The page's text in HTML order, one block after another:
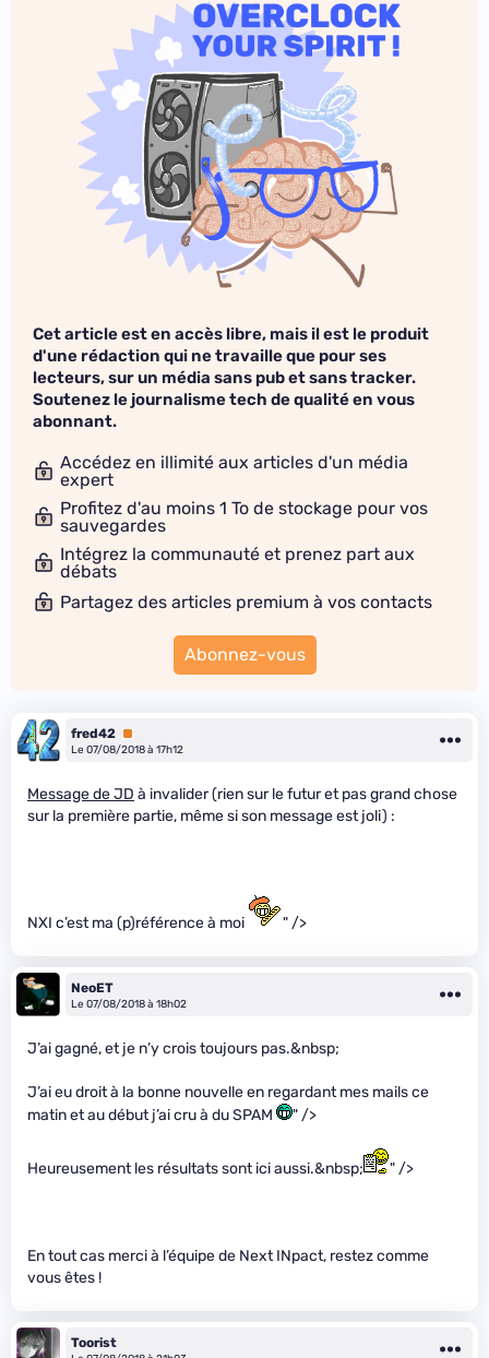
Cet article est en accès libre, mais il est le produit
d'une rédaction qui ne travaille que pour ses
lecteurs, sur un média sans pub et sans tracker.
Soutenez le journalisme tech de qualité en vous
abonnant.
Accédez en illimité aux articles d'un média
expert
Profitez d'au moins 1 To de stockage pour vos
sauvegardes
Intégrez la communauté et prenez part aux
débats
Partagez des articles premium à vos contacts
Abonnez-vous
fred42 Premium
Le 07/08/2018 à 17h12
Message de JD à invalider (rien sur le futur et pas grand chose
sur la première partie, même si son message est joli) :
NXI c’est ma (p)référence à moi " />
NeoET
Le 07/08/2018 à 18h02
J’ai gagné, et je n’y crois toujours pas.&nbsp;
J’ai eu droit à la bonne nouvelle en regardant mes mails ce
matin et au début j’ai cru à du SPAM
" />
Heureusement les résultats sont ici aussi.&nbsp; " />
En tout cas merci à l’équipe de Next INpact, restez comme
vous êtes !
Toorist